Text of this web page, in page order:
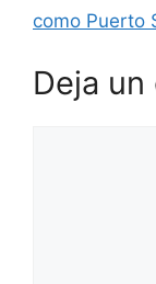
como Puerto
Deja